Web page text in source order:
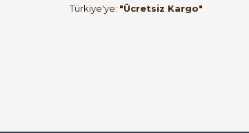
Türkiye'ye: "Ücretsiz Kargo"